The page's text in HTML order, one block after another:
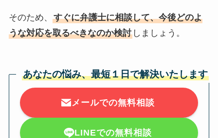
そのため、 すぐに弁護士に相談して、今後どのよ
うな対応を取るべきなのか検討しましょう。
あなたの悩み、最短１日で解決いたします
メールでの無料相談
LINEでの無料相談